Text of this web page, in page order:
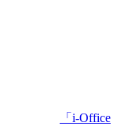
「i-Office